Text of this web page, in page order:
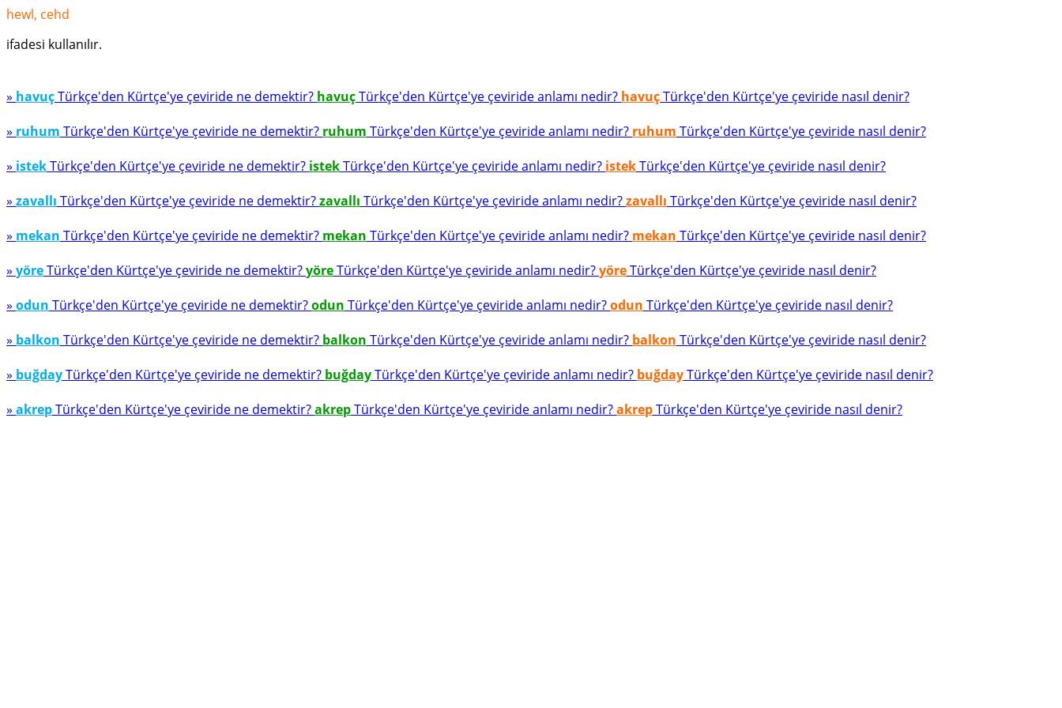
hewl, cehd
ifadesi kullanılır.
» havuçTürkçe'den Kürtçe'ye çeviride ne demektir? havuçTürkçe'den Kürtçe'ye çeviride anlamı nedir? havuçTürkçe'den Kürtçe'ye çeviride nasıl denir?
» ruhum Türkçe'den Kürtçe'ye çeviride ne demektir? ruhum Türkçe'den Kürtçe'ye çeviride anlamı nedir? ruhum Türkçe'den Kürtçe'ye çeviride nasıl denir?
» istekTürkçe'den Kürtçe'ye çeviride ne demektir? istekTürkçe'den Kürtçe'ye çeviride anlamı nedir? istekTürkçe'den Kürtçe'ye çeviride nasıl denir?
» zavallı Türkçe'den Kürtçe'ye çeviride ne demektir?zavallı Türkçe'den Kürtçe'ye çeviride anlamı nedir?zavallı Türkçe'den Kürtçe'ye çeviride nasıl denir?
» mekan Türkçe'den Kürtçe'ye çeviride ne demektir? mekan Türkçe'den Kürtçe'ye çeviride anlamı nedir? mekan Türkçe'den Kürtçe'ye çeviride nasıl denir?
» yöreTürkçe'den Kürtçe'ye çeviride ne demektir?yöreTürkçe'den Kürtçe'ye çeviride anlamı nedir?yöreTürkçe'den Kürtçe'ye çeviride nasıl denir?
» odun Türkçe'den Kürtçe'ye çeviride ne demektir?odun Türkçe'den Kürtçe'ye çeviride anlamı nedir?odun Türkçe'den Kürtçe'ye çeviride nasıl denir?
» balkon Türkçe'den Kürtçe'ye çeviride ne demektir? balkon Türkçe'den Kürtçe'ye çeviride anlamı nedir? balkon Türkçe'den Kürtçe'ye çeviride nasıl denir?
» buğdayTürkçe'den Kürtçe'ye çeviride ne demektir? buğdayTürkçe'den Kürtçe'ye çeviride anlamı nedir? buğdayTürkçe'den Kürtçe'ye çeviride nasıl denir?
» akrepTürkçe'den Kürtçe'ye çeviride ne demektir?akrepTürkçe'den Kürtçe'ye çeviride anlamı nedir?akrepTürkçe'den Kürtçe'ye çeviride nasıl denir?